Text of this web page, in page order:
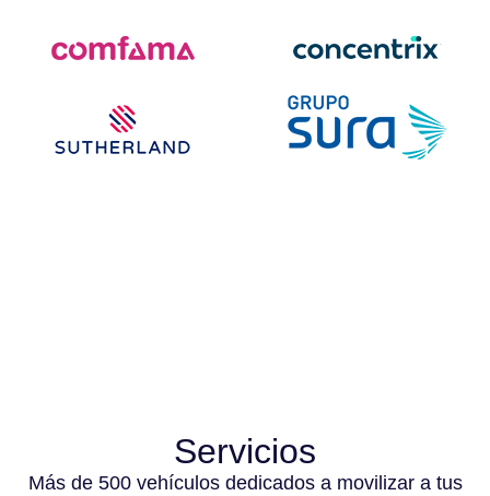
Servicios
Más de 500 vehículos dedicados a movilizar a tus